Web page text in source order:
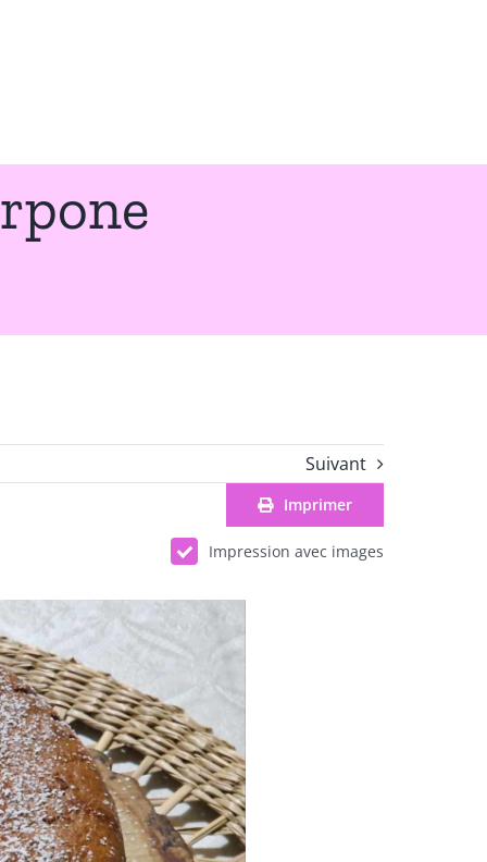
Suivant
Imprimer
Impression avec images